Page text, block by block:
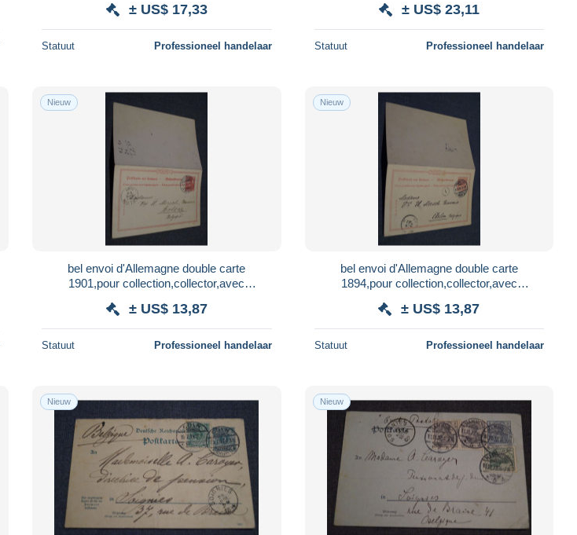
± US$ 17,33
Statuut Professioneel handelaar
± US$ 23,11
Statuut Professioneel handelaar
Nieuw
bel envoi d'Allemagne double carte
1901,pour collection,collector,avec
± US$ 13,87
Statuut Professioneel handelaar
Nieuw
bel envoi d'Allemagne double carte
1894,pour collection,collector,avec
± US$ 13,87
Statuut Professioneel handelaar
Nieuw Nieuw